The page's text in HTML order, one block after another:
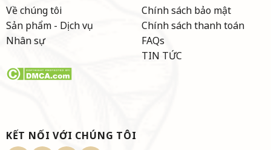
Về chúng tôi
Sản phẩm - Dịch vụ
Nhân sự
Chính sách bảo mật
Chính sách thanh toán
FAQs
TIN TỨC
KẾT NỐI VỚI CHÚNG TÔI